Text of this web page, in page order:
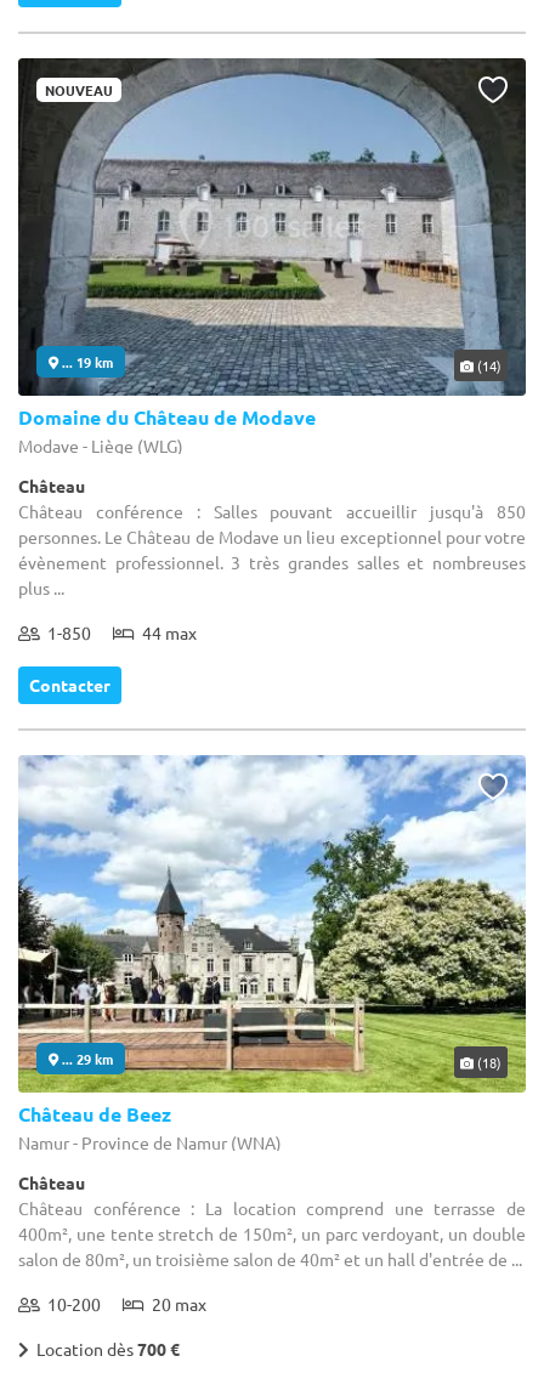
NOUVEAU
... 19 km (14)
Domaine du Château de Modave
Modave - Liège (WLG)
Château
Château conférence : Salles pouvant accueillir jusqu'à 850
personnes. Le Château de Modave un lieu exceptionnel pour votre
évènement professionnel. 3 très grandes salles et nombreuses
plus ...
1-850 44 max
Contacter
... 29 km (18)
Château de Beez
Namur - Province de Namur (WNA)
Château
Château conférence : La location comprend une terrasse de
400m², une tente stretch de 150m², un parc verdoyant, un double
salon de 80m², un troisième salon de 40m² et un hall d'entrée de ...
10-200 20 max
Location dès700 €